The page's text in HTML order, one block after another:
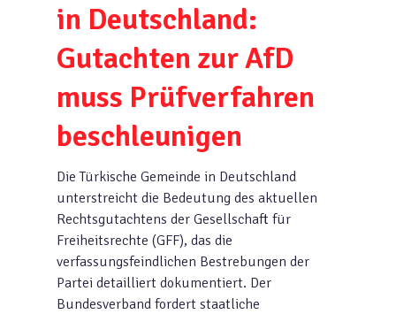
in Deutschland:
Gutachten zur AfD
muss Prüfverfahren
beschleunigen
Die Türkische Gemeinde in Deutschland
unterstreicht die Bedeutung des aktuellen
Rechtsgutachtens der Gesellschaft für
Freiheitsrechte (GFF), das die
verfassungsfeindlichen Bestrebungen der
Partei detailliert dokumentiert. Der
Bundesverband fordert staatliche